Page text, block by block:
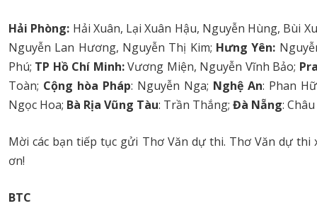
Hải Phòng: Hải Xuân, Lại Xuân Hậu, Nguyễn Hùng, Bùi
Nguyễn Lan Hương, Nguyễn Thị Kim; Hưng Yên:
Phú; TP Hồ Chí Minh:Vương Miện, Nguyễn Vĩnh Bảo;
Toàn; Cộng hòa Pháp: Nguyễn Nga; Nghệ An: Phan
Ngọc Hoa; Bà Rịa Vũng Tàu: Trần Thắng; Đà Nẵng:
Mời các bạn tiếp tục gửi Thơ Văn dự thi. Thơ Văn dự
ơn!
BTC